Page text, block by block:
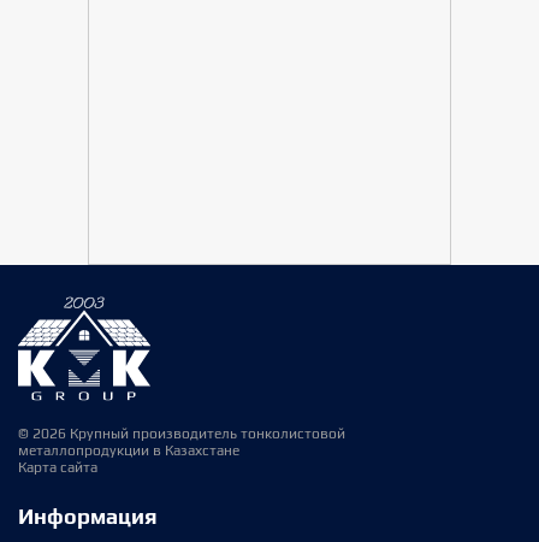
© 2026 Крупный производитель тонколистовой
металлопродукции в Казахстане
Карта сайта
Информация